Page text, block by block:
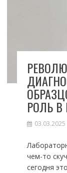
РОЛЬ
03.03.2025
чем-то
сегодня